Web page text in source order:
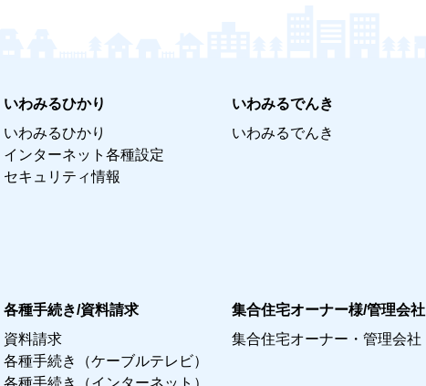
いわみるひかり
いわみるひかり
インターネット各種設定
セキュリティ情報
いわみるでんき
いわみるでんき
各種手続き/資料請求
資料請求
各種手続き（ケーブルテレビ）
各種手続き（インターネット）
集合住宅オーナー様/管理会社
集合住宅オーナー・管理会社